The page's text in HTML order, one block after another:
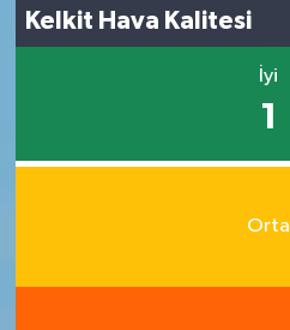
Kelkit Hava Kalitesi
İyi
1
Orta